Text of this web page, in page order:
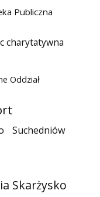
Publiczna
charytatywna
Oddział
Suchedniów
Skarżysko